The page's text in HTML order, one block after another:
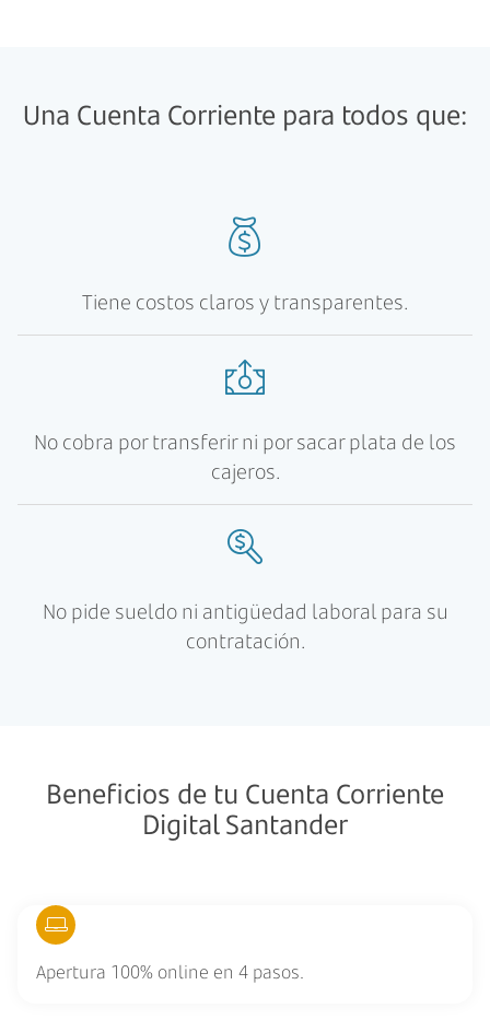
Una Cuenta Corriente para todos que:
Tiene costos claros y transparentes.
No cobra por transferir ni por sacar plata de los
cajeros.
No pide sueldo ni antigüedad laboral para su
contratación.
Beneficios de tu Cuenta Corriente
Digital Santander
Apertura 100% online en 4 pasos.